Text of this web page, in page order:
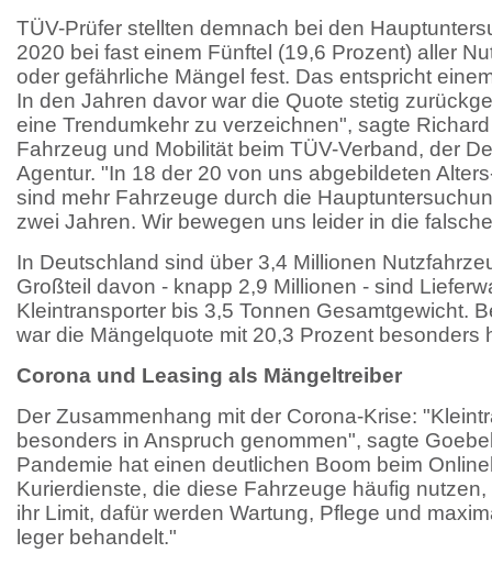
TÜV-Prüfer stellten demnach bei den
2020 bei fast einem Fünftel (19,6 Prozent) aller
oder gefährliche Mängel fest. Das entspricht
In den Jahren davor war die Quote stetig
eine Trendumkehr zu verzeichnen", sagte
Fahrzeug und Mobilität beim TÜV-Verband, der
Agentur. "In 18 der 20 von uns abgebildeten
sind mehr Fahrzeuge durch die
zwei Jahren. Wir bewegen uns leider in die
In Deutschland sind über 3,4 Millionen
Großteil davon - knapp 2,9 Millionen - sind
Kleintransporter bis 3,5 Tonnen Gesamtgewicht.
war die Mängelquote mit 20,3 Prozent besonders
Corona und Leasing als Mängeltreiber
Der Zusammenhang mit der Corona-Krise:
besonders in Anspruch genommen", sagte
Pandemie hat einen deutlichen Boom beim
Kurierdienste, die diese Fahrzeuge häufig
ihr Limit, dafür werden Wartung, Pflege und
leger behandelt."